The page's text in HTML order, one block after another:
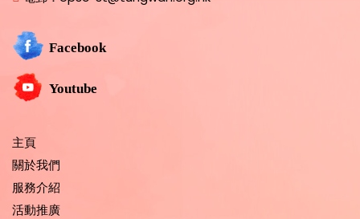
Facebook
Youtube
主頁
關於我們
服務介紹
活動推廣